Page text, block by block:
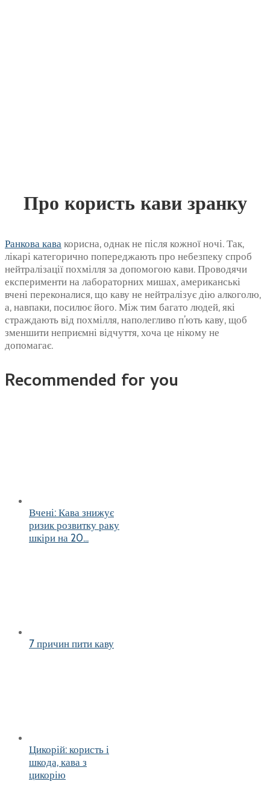
Про користь кави зранку
Ранкова кава корисна, однак не після кожної ночі. Так,
лікарі категорично попереджають про небезпеку спроб
нейтралізації похмілля за допомогою кави. Проводячи
експерименти на лабораторних мишах, американські
вчені переконалися, що каву не нейтралізує дію алкоголю,
а, навпаки, посилює його. Між тим багато людей, які
страждають від похмілля, наполегливо п’ють каву, щоб
зменшити неприємні відчуття, хоча це нікому не
допомагає.
Recommended for you
Вчені: Кава знижує
ризик розвитку раку
шкіри на 20...
7 причин пити каву
Цикорій: користь і
шкода, кава з
цикорію